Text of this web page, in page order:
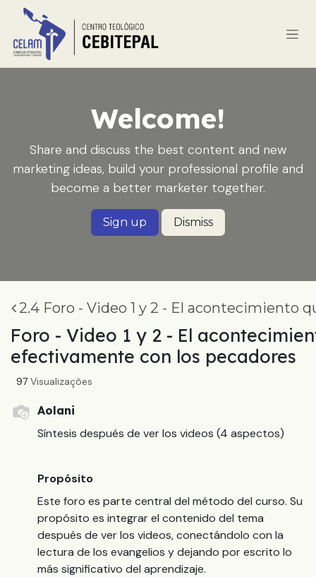
Pular para o conteúdo
Welcome!
Share and discuss the best content and new
marketing ideas, build your professional profile and
become a better marketer together.
Sign up Dismiss
2.4 Foro - Video 1 y 2 - El acontecimiento
Foro - Video 1 y 2 - El
efectivamente con los pecadores
97 Visualizações
Aolani
Síntesis después de ver los videos (4 aspectos)
Propósito
Este foro es parte central del método del curso. Su
propósito es integrar el contenido del tema
después de ver los videos, conectándolo con la
lectura de los evangelios y dejando por escrito lo
más significativo del aprendizaje.